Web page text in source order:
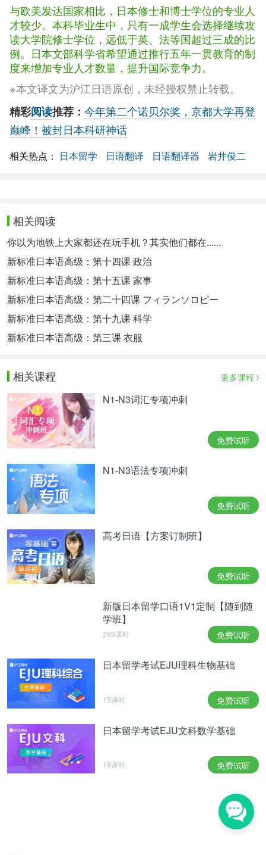
与欧美发达国家相比，日本修士和博士学位的专业人
才较少。本科毕业生中，只有一成学生会选择继续攻
读大学院修士学位，远低于英、法等国超过三成的比
例。日本文部科学省希望通过推行五年一贯教育的制
度来增加专业人才数量，提升国际竞争力。
※本文译文为沪江日语原创，未经授权禁止转载。
精彩阅读推荐： 今年第二个诺贝尔奖，京都大学再登
巅峰！被封日本科研神话
相关热点： 日本留学 日语翻译 日语翻译器 岩井俊二
相关阅读
你以为地铁上大家都还在玩手机？其实他们都在......
新标准日本语高级：第十四课 政治
新标准日本语高级：第十五课 家事
新标准日本语高级：第二十四课 フィランソロピー
新标准日本语高级：第十九课 科学
新标准日本语高级：第三课 衣服
相关课程 更多课程
N1-N3词汇专项冲刺
免费试听
N1-N3语法专项冲刺
免费试听
高考日语【方案订制班】
免费试听
新版日本留学口语1V1定制【随到随
学班】
269课时 免费试听
日本留学考试EJU理科生物基础
15课时 免费试听
日本留学考试EJU文科数学基础
19课时 免费试听